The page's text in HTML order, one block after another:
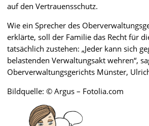
auf den Vertrauensschutz.
Wie ein Sprecher des
erklärte, soll der Familie das Recht für
tatsächlich zustehen: „Jeder kann sich
belastenden Verwaltungsakt wehren“,
Oberverwaltungsgerichts Münster,
Bildquelle: © Argus – Fotolia.com